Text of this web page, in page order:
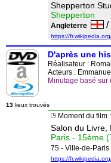
Shepperton
Shepperton
Angleterre /
https://
D'après une
Réalisateur :
Acteurs :
Minutage basé
13 lieux trouvés
Moment du film :
Salon du Livre,
Paris - 15ème
75 - Ville-de-Paris
https://